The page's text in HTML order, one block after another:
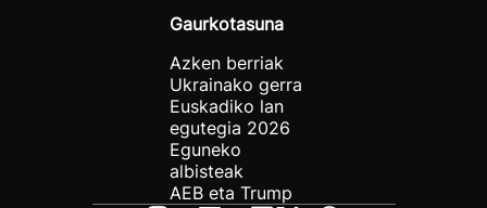
Gaurkotasuna
Azken berriak
Ukrainako gerra
Euskadiko lan
egutegia 2026
Eguneko
albisteak
AEB eta Trump